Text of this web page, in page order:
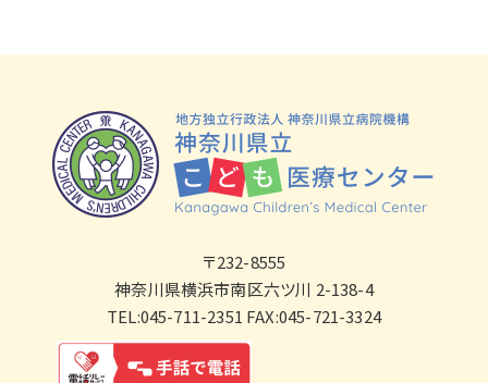
〒232-8555
神奈川県横浜市南区六ツ川 2-138-4
TEL:045-711-2351 FAX:045-721-3324